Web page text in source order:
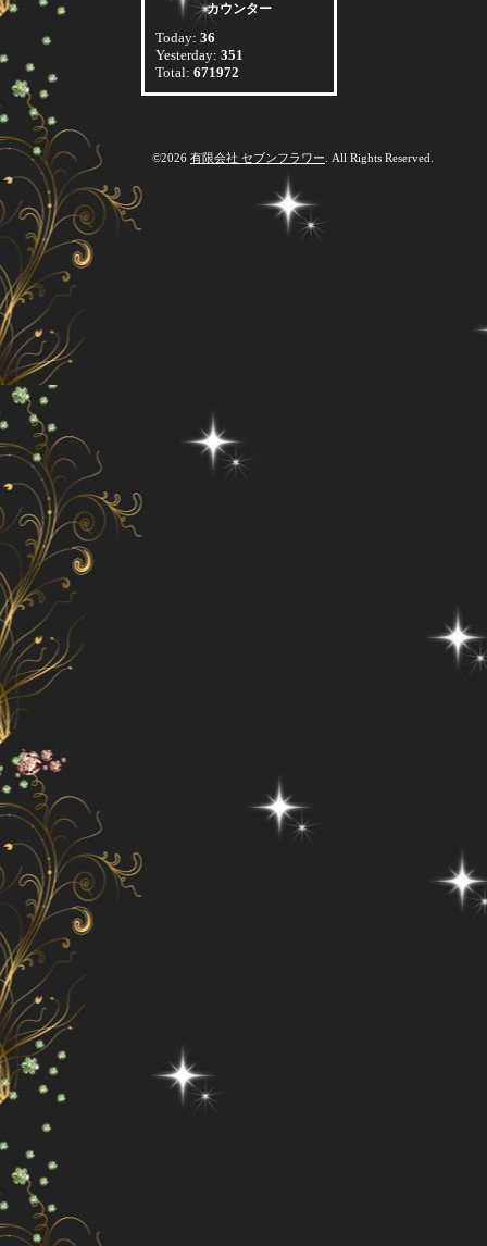
カウンター
Today: 36
Yesterday: 351
Total: 671972
©2026 有限会社 セブンフラワー . All Rights Reserved.